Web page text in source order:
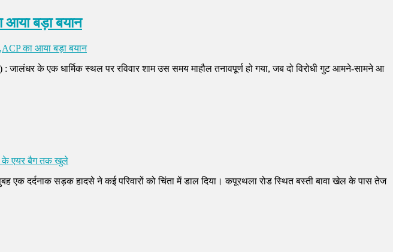
आया बड़ा बयान
का आया बड़ा बयान
के एक धार्मिक स्थल पर रविवार शाम उस समय माहौल तनावपूर्ण हो गया, जब दो विरोधी गुट आमने-सामने आ
के एयर बैग तक खुले
दर्दनाक सड़क हादसे ने कई परिवारों को चिंता में डाल दिया। कपूरथला रोड स्थित बस्ती बावा खेल के पास तेज